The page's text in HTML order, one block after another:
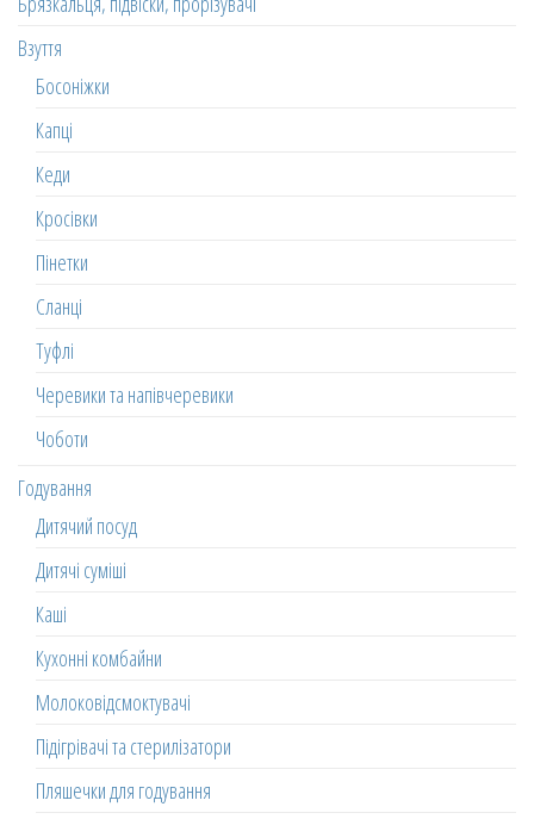
Взуття
Босоніжки
Капці
Кеди
Кросівки
Пінетки
Сланці
Туфлі
Черевики та напівчеревики
Чоботи
Годування
Дитячий посуд
Дитячі суміші
Каші
Кухонні комбайни
Молоковідсмоктувачі
Підігрівачі та стерилізатори
Пляшечки для годування